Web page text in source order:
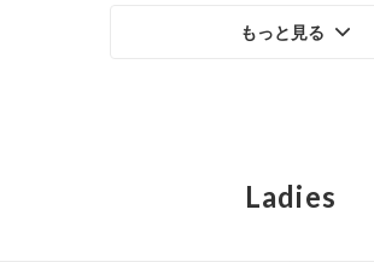
もっと見る
Ladies